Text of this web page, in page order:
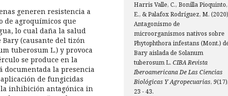
generen resistencia a
de agroquímicos que
lo cual daña la salud
(causante del tizón
tuberosum L.) y provoca
se produce en la
documentada la presencia
de fungicidas
la inhibición antagónica in
Harris Valle, C., Bonilla Pioquinto,
E., & Palafox Rodríguez, M.
Antagonismo de
microorganismos nativos sobre
Phytophthora infestans (Mont.)
Bary aislada de Solanum
tuberosum L. CIBA Revista
Iberoamericana De Las Ciencias
Biológicas Y Agropecuarias, 9(17),
23 - 43.